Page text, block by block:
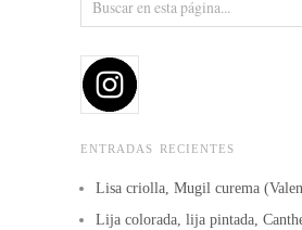
ENTRADAS RECIENTES
Lisa criolla, Mugil curema
Lija colorada, lija pintada,